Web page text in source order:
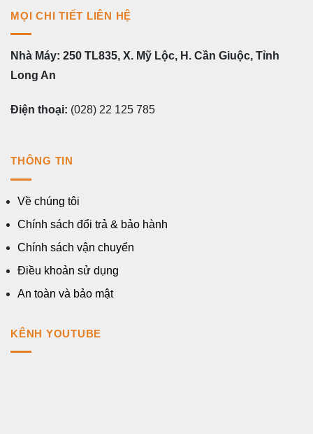
MỌI CHI TIẾT LIÊN HỆ
Nhà Máy: 250 TL835, X. Mỹ Lộc, H. Cần Giuộc, Tỉnh
Long An
Điện thoại: (028) 22 125 785
THÔNG TIN
Về chúng tôi
Chính sách đổi trả & bảo hành
Chính sách vận chuyển
Điều khoản sử dụng
An toàn và bảo mật
KÊNH YOUTUBE